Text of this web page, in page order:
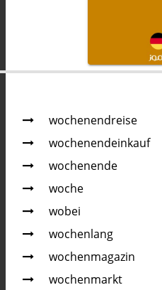
wochenendreise
wochenendeinkauf
wochenende
woche
wobei
wochenlang
wochenmagazin
wochenmarkt